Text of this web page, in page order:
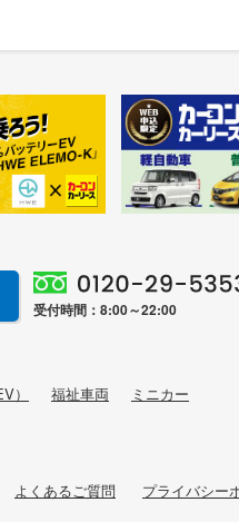
受付時間：8:00～22:00
） 福祉車両 ミニカー
よくあるご質問 プライバシー